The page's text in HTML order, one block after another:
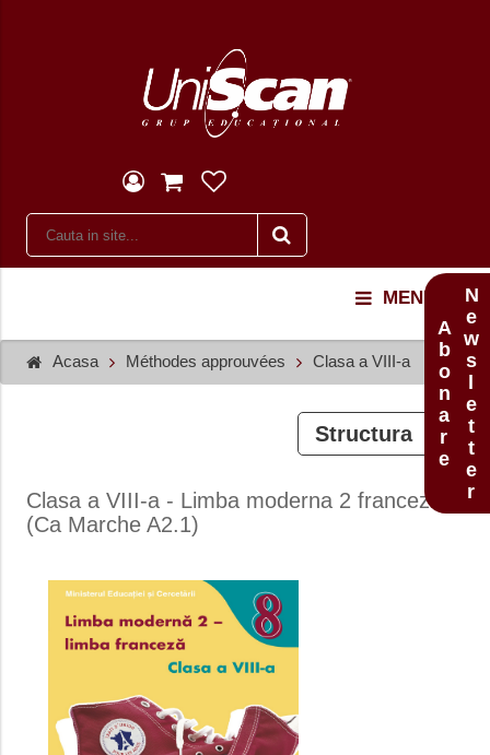
MENU
Acasa Méthodes approuvées Clasa a VIII-a
Structura
Clasa a VIII-a - Limba moderna 2 franceza
(Ca Marche A2.1)
Newsletter
Abonare